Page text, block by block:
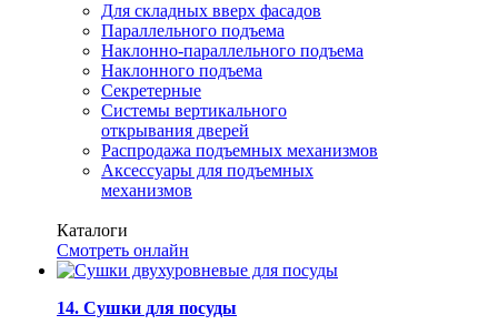
Для складных вверх фасадов
Параллельного подъема
Наклонно-параллельного подъема
Наклонного подъема
Секретерные
Системы вертикального
открывания дверей
Распродажа подъемных механизмов
Аксессуары для подъемных
механизмов
Каталоги
Смотреть онлайн
14. Сушки для посуды